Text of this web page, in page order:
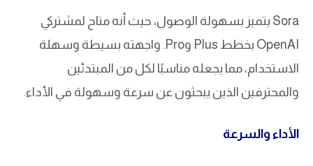
Sora يتميز بسهولة الوصول، حيث أنه متاح لمشتركي
OpenAI بخطط Plus وPro. واجهته بسيطة وسهلة
الاستخدام، مما يجعله مناسبًا لكل من المبتدئين
والمحترفين الذين يبحثون عن سرعة وسهولة في الأداء.
الأداء والسرعة